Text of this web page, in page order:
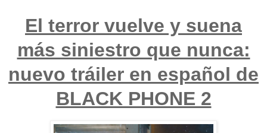
El terror vuelve y suena
más siniestro que nunca:
nuevo tráiler en español de
BLACK PHONE 2